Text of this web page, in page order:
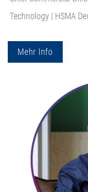
Technology | HSMA
Mehr Info